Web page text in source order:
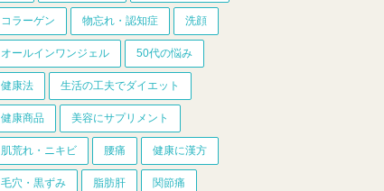
コラーゲン 物忘れ・認知症 洗顔
オールインワンジェル 50代の悩み
健康法 生活の工夫でダイエット
健康商品 美容にサプリメント
肌荒れ・ニキビ 腰痛 健康に漢方
毛穴・黒ずみ 脂肪肝 関節痛